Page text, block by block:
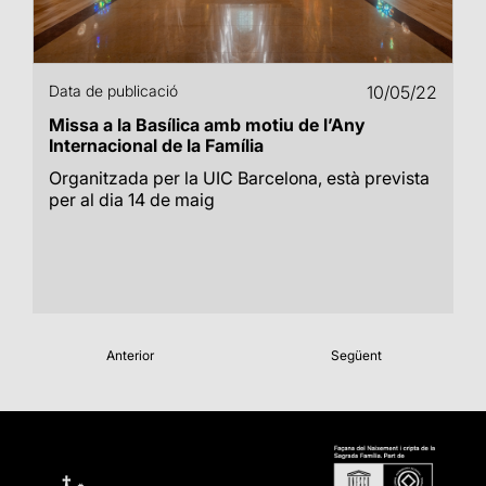
Data de publicació
10/05/22
Missa a la Basílica amb motiu de l’Any
Internacional de la Família
Organitzada per la UIC Barcelona, està prevista
per al dia 14 de maig
Anterior Següent